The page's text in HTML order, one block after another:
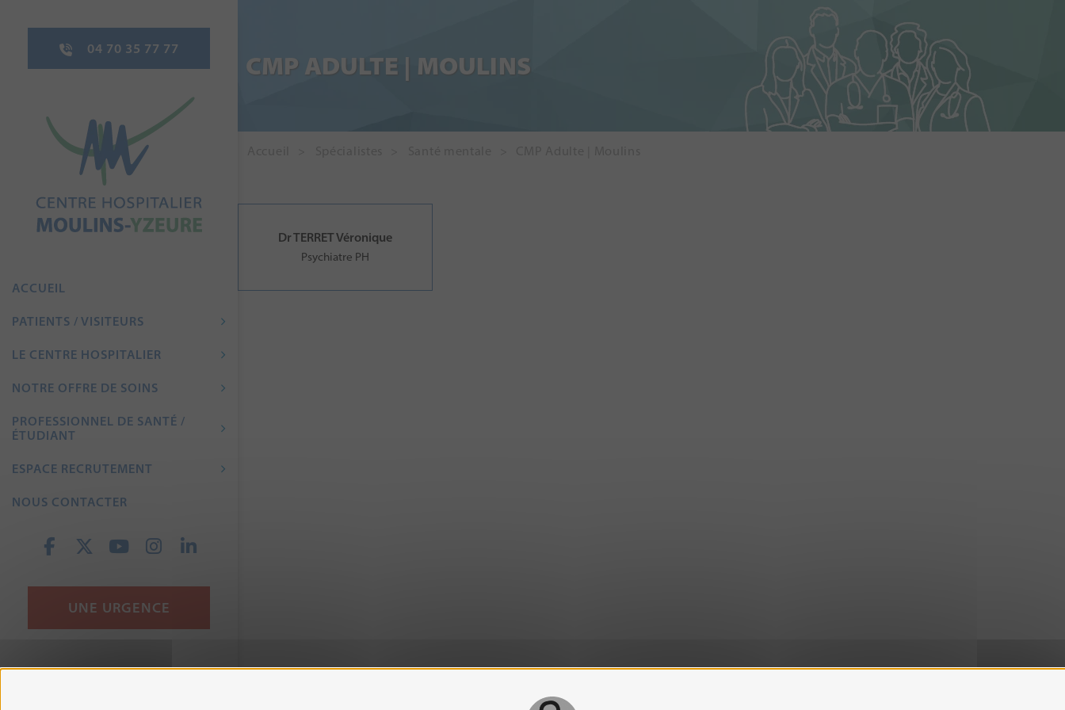
04 70 35 77 77
ACCUEIL
PATIENTS / VISITEURS
LE CENTRE HOSPITALIER
NOTRE OFFRE DE SOINS
PROFESSIONNEL DE SANTÉ /
ÉTUDIANT
ESPACE RECRUTEMENT
NOUS CONTACTER
UNE URGENCE
CMP ADULTE | MOULINS
Dr TERRET Véronique
Psychiatre PH